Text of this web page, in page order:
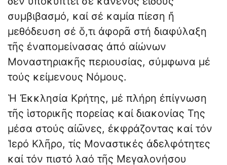
συμβιβασμό, καί σέ καμία πίεση ἤ
μεθόδευση σέ ὅ,τι ἀφορᾶ στή διαφύλαξη
τῆς ἐναπομείνασας ἀπό αἰώνων
Μοναστηριακῆς περιουσίας, σύμφωνα μέ
τούς κείμενους Νόμους.
Ἡ Ἐκκλησία Κρήτης, μέ πλήρη ἐπίγνωση
τῆς ἱστορικῆς πορείας καί διακονίας Της
μέσα στούς αἰῶνες, ἐκφράζοντας καί τόν
Ἱερό Κλῆρο, τίς Μοναστικές ἀδελφότητες
καί τόν πιστό λαό τῆς Μεγαλονήσου